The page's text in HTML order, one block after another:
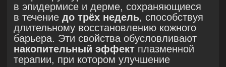
Благодаря совокупности
антибактериальных,
противовоспалительных
и регенеративных свойств аргоновая
и азотная плазма аппарата PLADUO
представляют собой эффективный
инструмент в комплексной терапии акне.
В ходе терапии наблюдаются следующие